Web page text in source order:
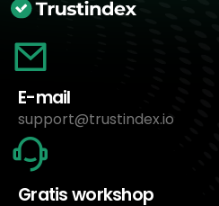
E-mail
support@trustindex.io
Gratis workshop